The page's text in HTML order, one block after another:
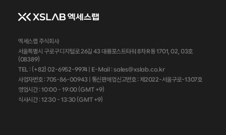
엑세스랩 주식회사
서울특별시 구로구 디지털로 26길 43 대륭포스트타워 8차 R동 1701, 02, 03호
(08389)
TEL : (+82) 02-6952-9974 |
E-Mail : sales@xslab.co.kr
사업자번호 : 705-86-00943| 통신판매업신고번호 : 제2022-서울구로-1307호
영업시간 : 10:00 - 19:00 (GMT +9)
식사시간 : 12:30 - 13:30 (GMT +9)